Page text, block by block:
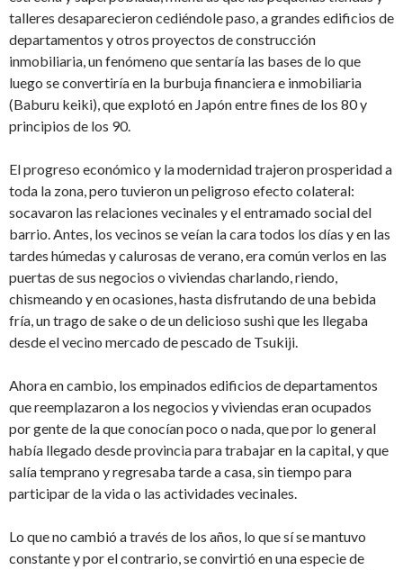
talleres desaparecieron cediéndole paso, a grandes edificios de
departamentos y otros proyectos de construcción
inmobiliaria, un fenómeno que sentaría las bases de lo que
luego se convertiría en la burbuja financiera e inmobiliaria
(Baburu keiki), que explotó en Japón entre fines de los 80 y
principios de los 90.
El progreso económico y la modernidad trajeron prosperidad a
toda la zona, pero tuvieron un peligroso efecto colateral:
socavaron las relaciones vecinales y el entramado social del
barrio. Antes, los vecinos se veían la cara todos los días y en las
tardes húmedas y calurosas de verano, era común verlos en las
puertas de sus negocios o viviendas charlando, riendo,
chismeando y en ocasiones, hasta disfrutando de una bebida
fría, un trago de sake o de un delicioso sushi que les llegaba
desde el vecino mercado de pescado de Tsukiji.
Ahora en cambio, los empinados edificios de departamentos
que reemplazaron a los negocios y viviendas eran ocupados
por gente de la que conocían poco o nada, que por lo general
había llegado desde provincia para trabajar en la capital, y que
salía temprano y regresaba tarde a casa, sin tiempo para
participar de la vida o las actividades vecinales.
Lo que no cambió a través de los años, lo que sí se mantuvo
constante y por el contrario, se convirtió en una especie de